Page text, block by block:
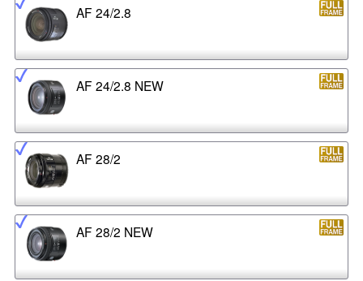
AF 24/2.8
AF 24/2.8 NEW
AF 28/2
AF 28/2 NEW